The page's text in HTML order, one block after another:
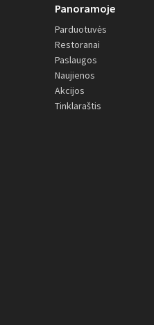
Panoramoje
Parduotuvės
Restoranai
Paslaugos
Naujienos
Akcijos
Tinklaraštis